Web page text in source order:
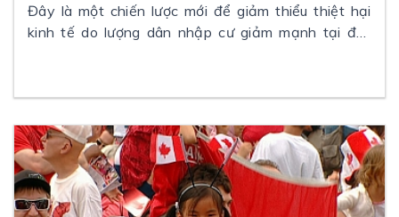
Đây là một chiến lược mới để giảm thiểu thiệt hại
kinh tế do lượng dân nhập cư giảm mạnh tại đất